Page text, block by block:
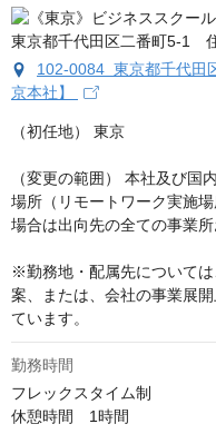
102-0084 東京都千代田
京本社】
（初任地） 東京
（変更の範囲） 本社及び国
場所（リモートワーク実施
場合は出向先の全ての事業
※勤務地・配属先について
案、または、会社の事業展
ています。
勤務時間
フレックスタイム制
休憩時間　1時間